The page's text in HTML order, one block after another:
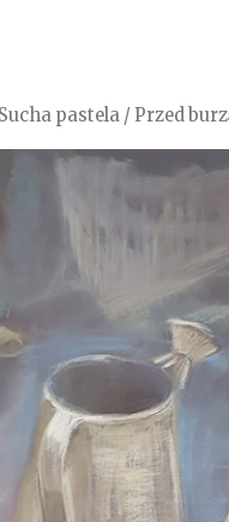
Sucha pastela / Przed